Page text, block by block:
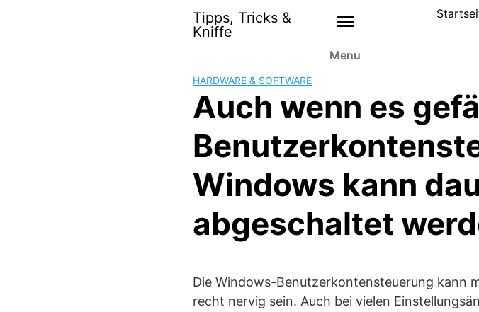
Tipps, Tricks &
Kniffe
Menu
HARDWARE & SOFTWARE
Auch wenn es
Windows kann
abgeschaltet
Die Windows-Benutzerkontensteuerung kann
recht nervig sein. Auch bei vielen